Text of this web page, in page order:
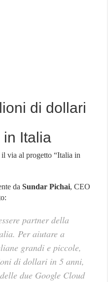
di dollari
Italia
via al progetto “Italia in
daSundar Pichai, CEO
partner della
Per aiutare a
grandi e piccole,
di dollari in 5 anni,
due Google Cloud